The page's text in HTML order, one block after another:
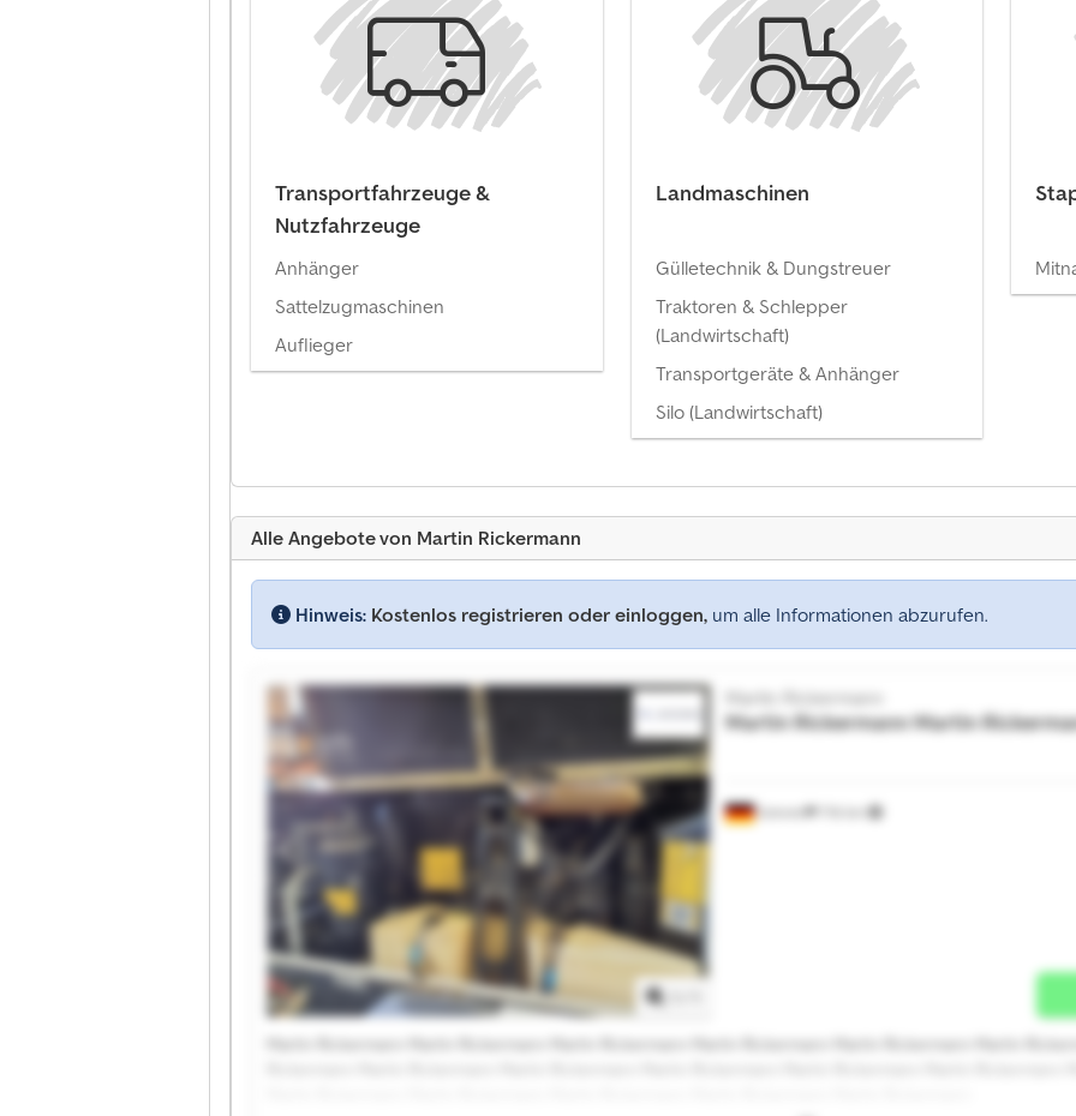
Transportfahrzeuge &
Nutzfahrzeuge
Anhänger
Sattelzugmaschinen
Auflieger
Landmaschinen
Gülletechnik & Dungstreuer
Traktoren & Schlepper
(Landwirtschaft)
Transportgeräte & Anhänger
Silo (Landwirtschaft)
Alle Angebote von Martin Rickermann
Hinweis: Kostenlos registrieren oder einloggen, um alle Informationen abzurufen.
Greven
Martin Rickermann
Martin RickermannMartin